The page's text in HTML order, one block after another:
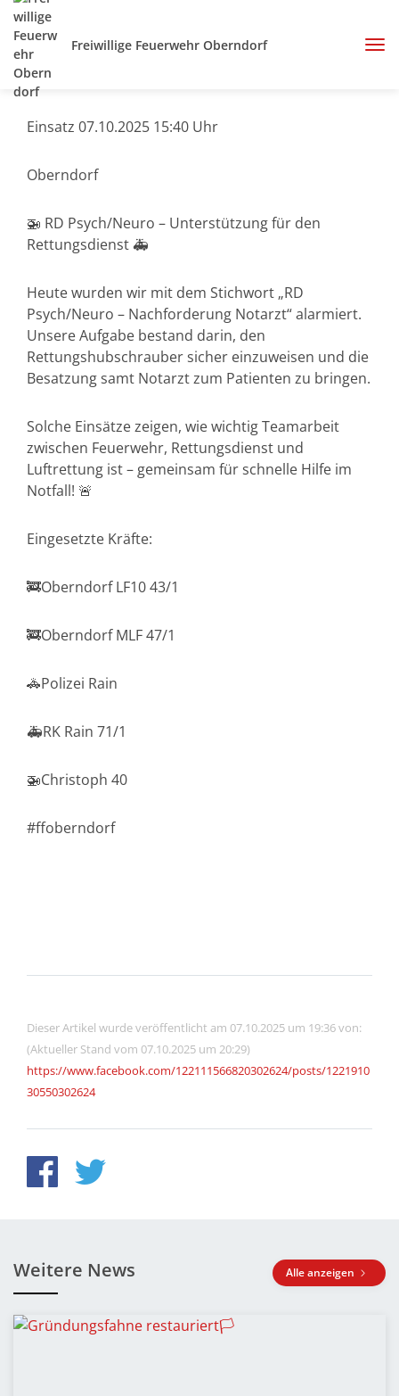
Freiwillige Feuerwehr Oberndorf
Einsatz 07.10.2025 15:40 Uhr
Oberndorf
🚁 RD Psych/Neuro – Unterstützung für den
Rettungsdienst 🚑
Heute wurden wir mit dem Stichwort „RD
Psych/Neuro – Nachforderung Notarzt“ alarmiert.
Unsere Aufgabe bestand darin, den
Rettungshubschrauber sicher einzuweisen und die
Besatzung samt Notarzt zum Patienten zu bringen.
Solche Einsätze zeigen, wie wichtig Teamarbeit
zwischen Feuerwehr, Rettungsdienst und
Luftrettung ist – gemeinsam für schnelle Hilfe im
Notfall! 🚨
Eingesetzte Kräfte:
🚒Oberndorf LF10 43/1
🚒Oberndorf MLF 47/1
🚓Polizei Rain
🚑RK Rain 71/1
🚁Christoph 40
#ffoberndorf
Dieser Artikel wurde veröffentlicht am 07.10.2025 um 19:36 von:
(Aktueller Stand vom 07.10.2025 um 20:29)
https://www.facebook.com/122111566820302624/posts/1221910
30550302624
Weitere News Alle anzeigen